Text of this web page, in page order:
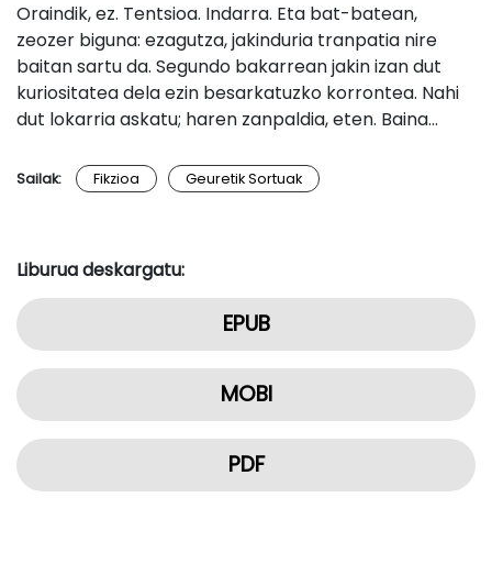
Oraindik, ez. Tentsioa. Indarra. Eta bat-batean,
zeozer biguna: ezagutza, jakinduria tranpatia nire
baitan sartu da. Segundo bakarrean jakin izan dut
kuriositatea dela ezin besarkatuzko korrontea. Nahi
dut lokarria askatu; haren zanpaldia, eten. Baina…
Sailak: Fikzioa Geuretik Sortuak
Liburua deskargatu:
EPUB
MOBI
PDF